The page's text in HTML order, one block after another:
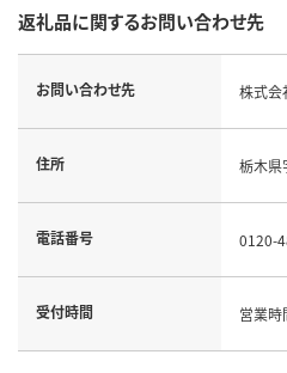
返礼品に関するお問い合わせ先
お問い合わせ先 株式会
住所 栃木県
電話番号 0120-
受付時間 営業時